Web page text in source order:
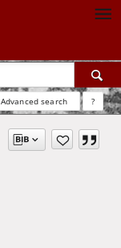
Advanced search ?